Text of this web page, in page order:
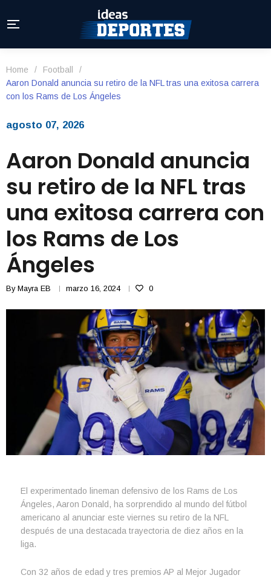
Home / Football
/
Aaron Donald anuncia su retiro de la NFL tras una exitosa carrera
con los Rams de Los Ángeles
agosto 07, 2026
Aaron Donald anuncia
su retiro de la NFL tras
una exitosa carrera con
los Rams de Los
Ángeles
By Mayra EB marzo 16, 2024 0
El experimentado lineman defensivo de los Rams de Los
Ángeles, Aaron Donald, ha sorprendido al mundo del fútbol
americano al anunciar este viernes su retiro de la NFL
después de una destacada trayectoria de diez años en la
liga.
Con 32 años de edad y tres premios AP al Mejor Jugador